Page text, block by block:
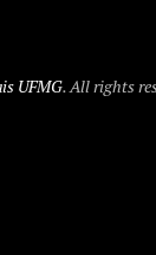
UFMG. All rights